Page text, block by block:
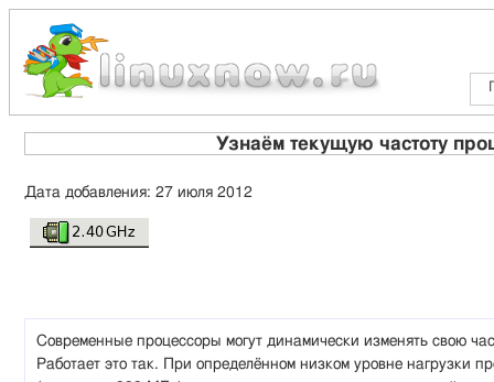
Узнаём текущую частоту
Дата добавления: 27 июля 2012
Современные процессоры могут динамически изменять свою
Работает это так. При определённом низком уровне нагрузки